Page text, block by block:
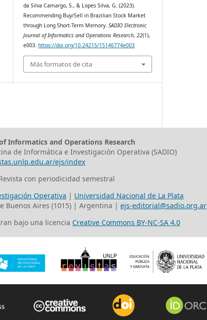
da Silva Camargo, S., & Lopes Silva, G. (2023).
Recommending Buy/Sell in Brazilian Stock Market
through Long Short-Term Memory.SADIO Electronic
Journal of Informatics and Operations Research,22(1),
e003.https://doi.org/10.24215/15146774e003
Más formatos de cita
Informatics and Operations Research
de Informática e Investigación Operativa (SADIO)
ejs/index
con periodicidad semestral
Operativa | Universidad Nacional de La Plata
Buenos Aires (1015) | Argentina | ejs-editorial@sadio.org.ar
bajo una licencia Creative Commons BY-NC-SA 4.0